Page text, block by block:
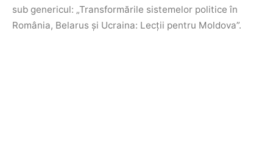
sub genericul: „Transformările sistemelor politice în
România, Belarus și Ucraina: Lecții pentru Moldova”.